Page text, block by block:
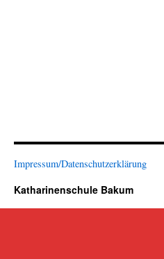
Impressum/Datenschutzerklärung
Katharinenschule Bakum